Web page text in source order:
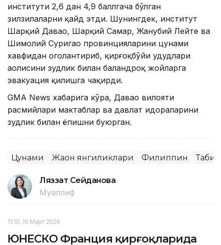
институти 2,6 дан 4,9 баллгача бўлган
зилзилаларни қайд этди. Шунингдек, институт
Шарқий Давао, Шарқий Самар, Жанубий Лейте ва
Шимолий Суригао провинцияларини цунами
хавфидан огоҳлантириб, қирғоқбўйи ҳудудлари
аҳолисини зудлик билан баландроқ жойларга
эвакуация қилишга чақирди.
GMA News хабарига кўра, Давао вилояти
расмийлари мактаблар ва давлат идораларини
зудлик билан ёпишни буюрган.
Цунами Жаҳон янгиликлари Филиппин
Ляззат Сейданова
Муаллиф
11:10, 16 Март 2026
ЮНEСКО Франция қирғоқларида